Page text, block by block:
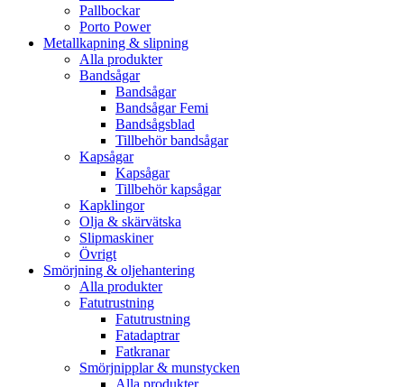
Pallbockar
Porto Power
Metallkapning & slipning
Alla produkter
Bandsågar
Bandsågar
Bandsågar Femi
Bandsågsblad
Tillbehör bandsågar
Kapsågar
Kapsågar
Tillbehör kapsågar
Kapklingor
Olja & skärvätska
Slipmaskiner
Övrigt
Smörjning & oljehantering
Alla produkter
Fatutrustning
Fatutrustning
Fatadaptrar
Fatkranar
Smörjnipplar & munstycken
Alla produkter